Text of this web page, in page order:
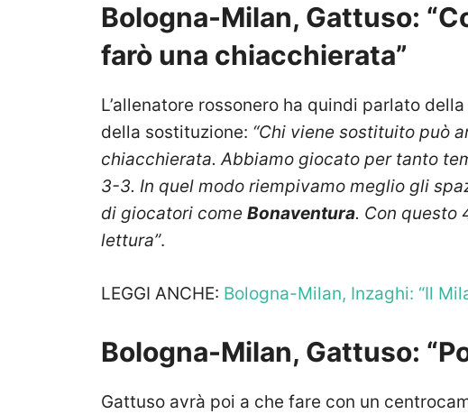
Bologna-Milan, Gattuso:
farò una chiacchierata”
L’allenatore rossonero ha quindi parlato
della sostituzione: “Chi viene sostituito può
chiacchierata. Abbiamo giocato per tanto
3-3. In quel modo riempivamo meglio gli
di giocatori come Bonaventura. Con questo
lettura”.
LEGGI ANCHE: Bologna-Milan, Inzaghi: “Il
Bologna-Milan, Gattuso:
Gattuso avrà poi a che fare con un